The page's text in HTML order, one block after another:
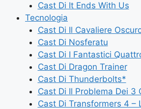
Cast Di It Ends With Us
Tecnologia
Cast Di Il Cavaliere
Cast Di Nosferatu
Cast Di I Fantastici
Cast Di Dragon Trainer
Cast Di Thunderbolts*
Cast Di Il Problema Dei 3
Cast Di Transformers 4 –